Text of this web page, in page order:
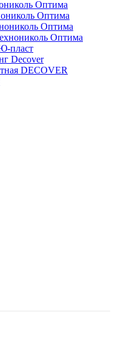
Оптима
Оптима
Оптима
Оптима
пласт
Decover
DECOVER